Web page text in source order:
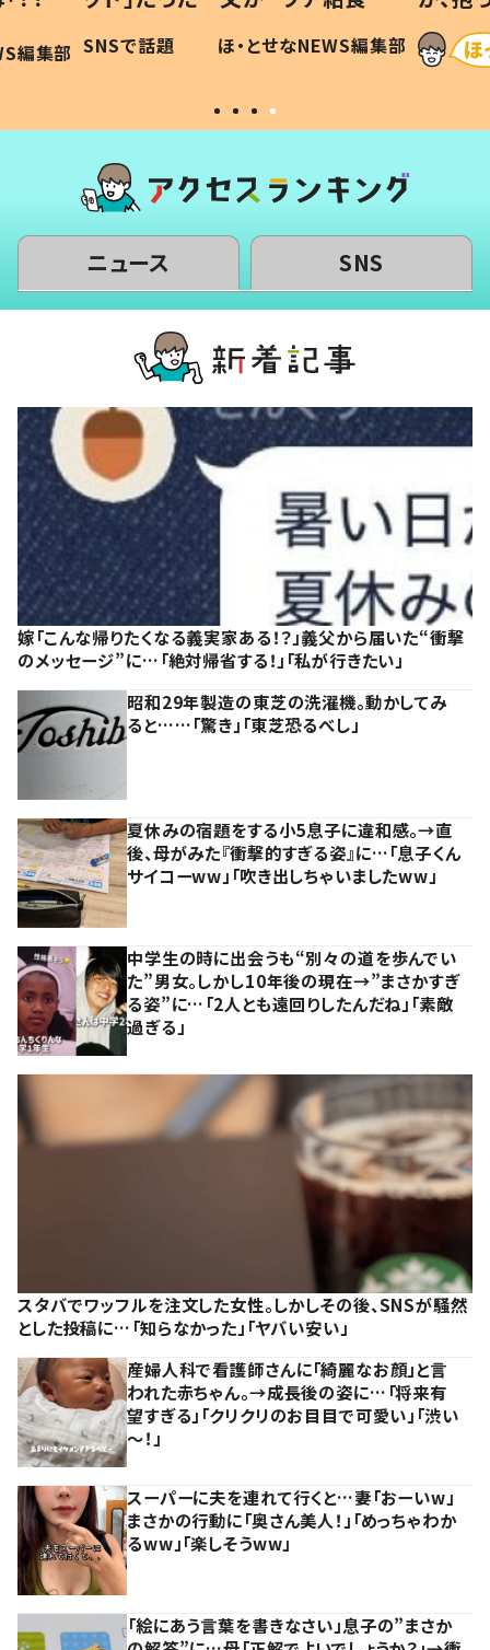
編集部
「涙が出ました」「可愛くて仕方な
い」
ほ・とせなNEWS編集部
ニュース SNS
嫁「こんな帰りたくなる義実家ある！？」義父から届いた“衝撃
のメッセージ”に…「絶対帰省する！」「私が行きたい」
昭和29年製造の東芝の洗濯機。動かしてみ
ると……「驚き」「東芝恐るべし」
夏休みの宿題をする小5息子に違和感。→直
後、母がみた『衝撃的すぎる姿』に…「息子くん
サイコーww」「吹き出しちゃいましたww」
中学生の時に出会うも“別々の道を歩んでい
た”男女。しかし10年後の現在→”まさかすぎ
る姿”に…「2人とも遠回りしたんだね」「素敵
過ぎる」
スタバでワッフルを注文した女性。しかしその後、SNSが騒然
とした投稿に…「知らなかった」「ヤバい安い」
産婦人科で看護師さんに「綺麗なお顔」と言
われた赤ちゃん。→成長後の姿に…「将来有
望すぎる」「クリクリのお目目で可愛い」「渋い
～！」
スーパーに夫を連れて行くと…妻「おーいw」
まさかの行動に「奥さん美人！」「めっちゃわか
るww」「楽しそうww」
「絵にあう言葉を書きなさい」息子の”まさか